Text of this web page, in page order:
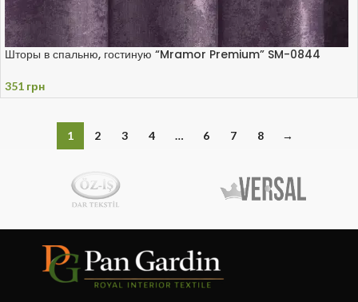
Шторы в спальню, гостиную “Mramor Premium” SM-0844
351 грн
1 2 3 4 … 6 7 8 →